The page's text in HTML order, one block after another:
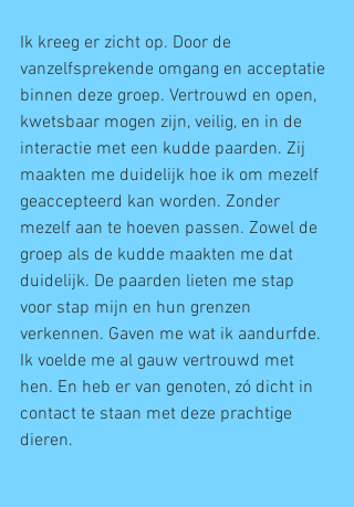
Ik kreeg er zicht op. Door de
vanzelfsprekende omgang en acceptatie
binnen deze groep. Vertrouwd en open,
kwetsbaar mogen zijn, veilig, en in de
interactie met een kudde paarden. Zij
maakten me duidelijk hoe ik om mezelf
geaccepteerd kan worden. Zonder
mezelf aan te hoeven passen. Zowel de
groep als de kudde maakten me dat
duidelijk. De paarden lieten me stap
voor stap mijn en hun grenzen
verkennen. Gaven me wat ik aandurfde.
Ik voelde me al gauw vertrouwd met
hen. En heb er van genoten, zó dicht in
contact te staan met deze prachtige
dieren.